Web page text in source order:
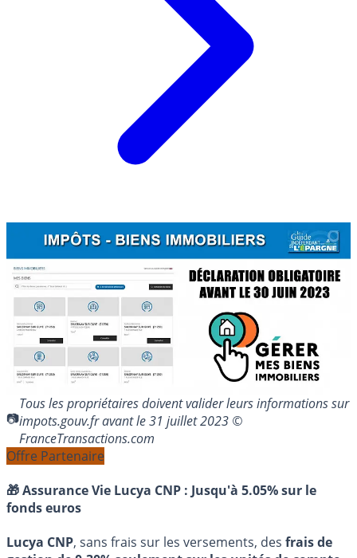
Tous les propriétaires doivent valider leurs informations sur
impots.gouv.fr avant le 31 juillet 2023 ©
FranceTransactions.com
Offre Partenaire
🎁 Assurance Vie Lucya CNP : Jusqu'à 5.05% sur le
fonds euros
Lucya CNP, sans frais sur les versements, des frais de